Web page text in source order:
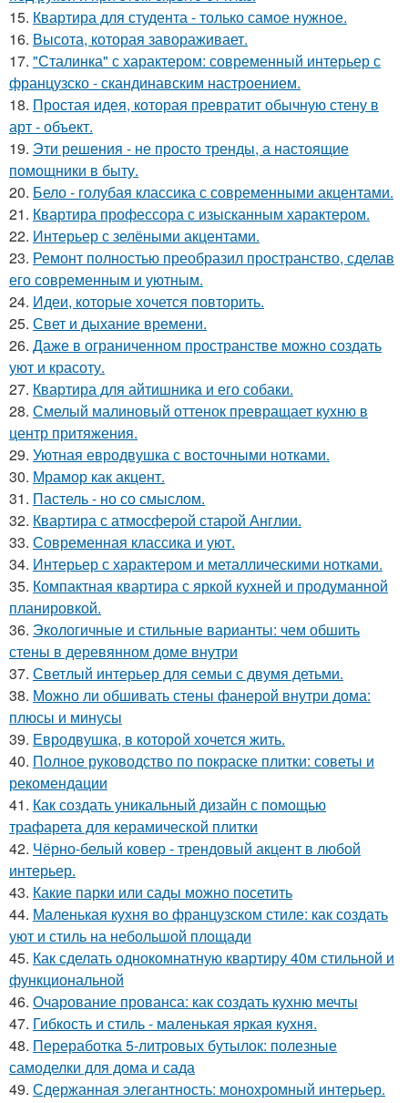
15. Квартира для студента - только самое нужное.
16. Высота, которая завораживает.
17. "Сталинка" с характером: современный интерьер с
французско - скандинавским настроением.
18. Простая идея, которая превратит обычную стену в
арт - объект.
19. Эти решения - не просто тренды, а настоящие
помощники в быту.
20. Бело - голубая классика с современными акцентами.
21. Квартира профессора с изысканным характером.
22. Интерьер с зелёными акцентами.
23. Ремонт полностью преобразил пространство, сделав
его современным и уютным.
24. Идеи, которые хочется повторить.
25. Свет и дыхание времени.
26. Даже в ограниченном пространстве можно создать
уют и красоту.
27. Квартира для айтишника и его собаки.
28. Смелый малиновый оттенок превращает кухню в
центр притяжения.
29. Уютная евродвушка с восточными нотками.
30. Мрамор как акцент.
31. Пастель - но со смыслом.
32. Квартира с атмосферой старой Англии.
33. Современная классика и уют.
34. Интерьер с характером и металлическими нотками.
35. Компактная квартира с яркой кухней и продуманной
планировкой.
36. Экологичные и стильные варианты: чем обшить
стены в деревянном доме внутри
37. Светлый интерьер для семьи с двумя детьми.
38. Можно ли обшивать стены фанерой внутри дома:
плюсы и минусы
39. Евродвушка, в которой хочется жить.
40. Полное руководство по покраске плитки: советы и
рекомендации
41. Как создать уникальный дизайн с помощью
трафарета для керамической плитки
42. Чёрно-белый ковер - трендовый акцент в любой
интерьер.
43. Какие парки или сады можно посетить
44. Маленькая кухня во французском стиле: как создать
уют и стиль на небольшой площади
45. Как сделать однокомнатную квартиру 40м стильной и
функциональной
46. Очарование прованса: как создать кухню мечты
47. Гибкость и стиль - маленькая яркая кухня.
48. Переработка 5-литровых бутылок: полезные
самоделки для дома и сада
49. Сдержанная элегантность: монохромный интерьер.